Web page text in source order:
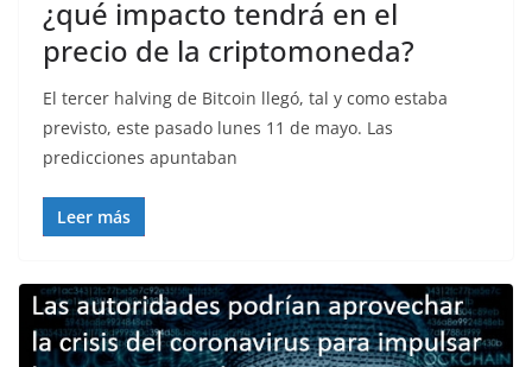
¿qué impacto tendrá en el
precio de la criptomoneda?
El tercer halving de Bitcoin llegó, tal y como estaba
previsto, este pasado lunes 11 de mayo. Las
predicciones apuntaban
Leer más